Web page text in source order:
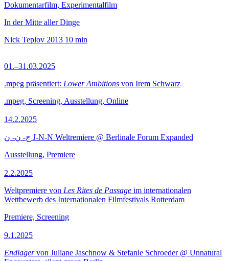
Dokumentarfilm, Experimentalfilm
In der Mitte aller Dinge
Nick Teplov 2013 10 min
01.–31.03.2025
.mpeg präsentiert: Lower Ambitions von Irem Schwarz
.mpeg, Screening, Ausstellung, Online
14.2.2025
ج- ن- ن J-N-N Weltremiere @ Berlinale Forum Expanded
Ausstellung, Premiere
2.2.2025
Weltpremiere von Les Rites de Passage im internationalen
Wettbewerb des Internationalen Filmfestivals Rotterdam
Premiere, Screening
9.1.2025
Endlagervon Juliane Jaschnow & Stefanie Schroeder @ Unnatural